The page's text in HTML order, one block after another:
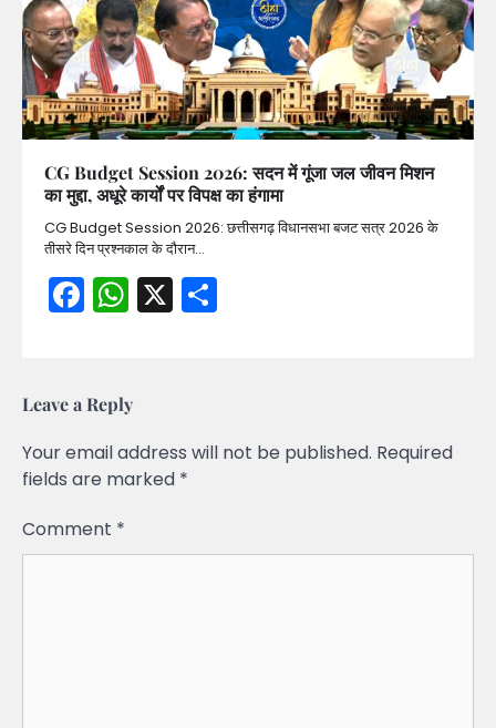
CG Budget Session 2026: सदन में गूंजा जल जीवन मिशन
का मुद्दा, अधूरे कार्यों पर विपक्ष का हंगामा
CG Budget Session 2026: छत्तीसगढ़ विधानसभा बजट सत्र 2026 के
तीसरे दिन प्रश्नकाल के दौरान…
Facebook
WhatsApp
X
Leave a Reply
Your email address will not be published. Required
fields are marked *
Comment *